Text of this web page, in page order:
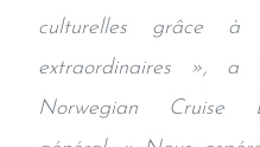
culturelles grâce
extraordinaires », a
Norwegian Cruise